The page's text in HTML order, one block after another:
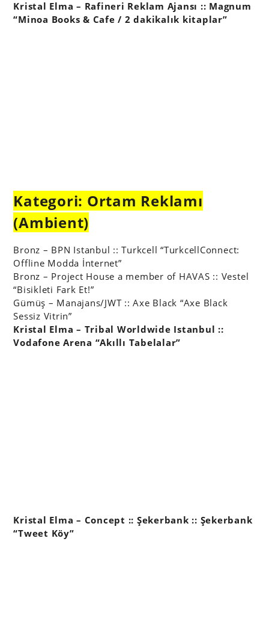
Kristal Elma – Rafineri Reklam Ajansı :: Magnum
“Minoa Books & Cafe / 2 dakikalık kitaplar”
Kategori: Ortam Reklamı
(Ambient)
Bronz – BPN Istanbul :: Turkcell “TurkcellConnect:
Offline Modda İnternet”
Bronz – Project House a member of HAVAS :: Vestel
“Bisikleti Fark Et!”
Gümüş – Manajans/JWT :: Axe Black “Axe Black
Sessiz Vitrin”
Kristal Elma – Tribal Worldwide Istanbul ::
Vodafone Arena “Akıllı Tabelalar”
Kristal Elma – Concept :: Şekerbank :: Şekerbank
“Tweet Köy”